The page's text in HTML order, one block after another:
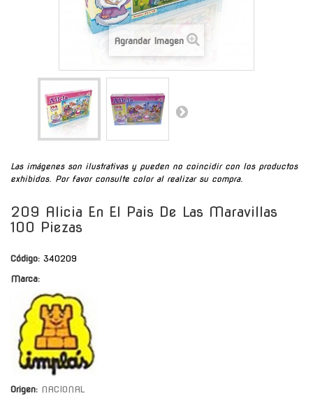
Agrandar Imagen
Las imágenes son ilustrativas y pueden no coincidir con los productos
exhibidos. Por favor consulte color al realizar su compra.
209 Alicia En El Pais De Las Maravillas
100 Piezas
Código: 340209
Marca:
Origen: NACIONAL